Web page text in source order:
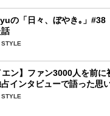
の「日々、ぼやき｡」
エン】ファン3000人を前に
インタビューで語った思
ポート！